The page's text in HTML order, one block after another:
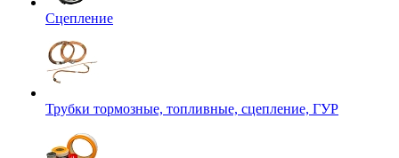
Сцепление
Трубки тормозные, топливные, сцепление, ГУР